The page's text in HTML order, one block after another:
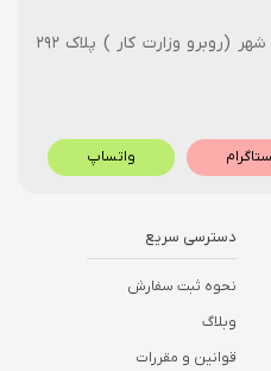
خ آزادی نبش کوچه آذر شهر (روبرو وزارت کار ) پلاک ۲۹۲
واتساپ
دسترسی سریع
نحوه ثبت سفارش
وبلاگ
قوانین و مقررات